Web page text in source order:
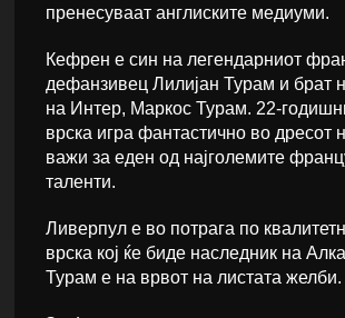
пренесуваат англиските медиуми.
Кефрен е син на легендарниот
дефанзивец Лилијан Турам и брат
на Интер, Маркос Турам. 22-
врска игра фантастично во дресот
важи за еден од најголемите
таленти.
Ливерпул е во потрага по
врска кој ќе биде наследник на
Турам е на врвот на листата желби.